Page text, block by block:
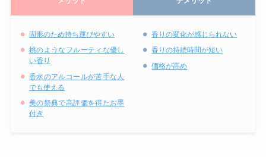
固形のため持ち運びやすい
桃のようなフルーティな優し
い香り
香水のアルコールが苦手な人
でも使える
美の祭典で高評価を得たお墨
付き
香りの変化が感じられない
香りの持続時間が短い
価格が高め